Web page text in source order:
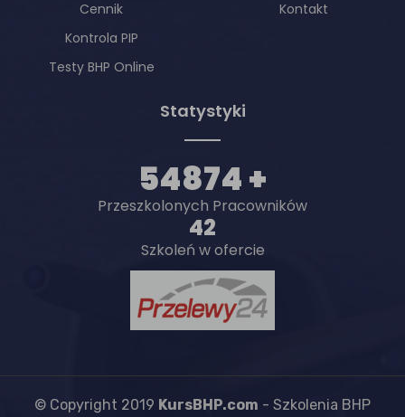
Cennik
Kontrola PIP
Testy BHP Online
Kontakt
Statystyki
54874 +
Przeszkolonych Pracowników
42
Szkoleń w ofercie
© Copyright 2019 KursBHP.com - Szkolenia BHP